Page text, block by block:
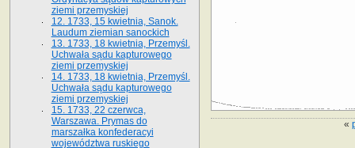
«
ziemi przemyskiej
12. 1733, 15 kwietnia, Sanok.
Laudum ziemian sanockich
13. 1733, 18 kwietnia, Przemyśl.
Uchwała sądu kapturowego
ziemi przemyskiej
14. 1733, 18 kwietnia, Przemyśl.
Uchwała sądu kapturowego
ziemi przemyskiej
15. 1733, 22 czerwca,
Warszawa. Prymas do
marszałka konfederacyi
województwa ruskiego